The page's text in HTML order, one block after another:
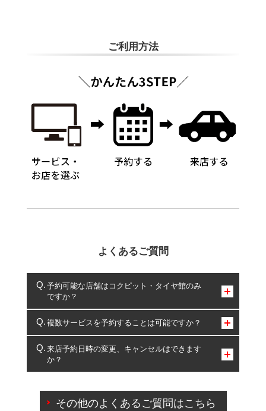
ご利用方法
よくあるご質問
予約可能な店舗はコクピット・タイヤ館のみ
ですか？
コクピット・タイヤ館のみとなります。
複数サービスを予約することは可能ですか？
複数サービスのご予約は可能です。
一部の商品・サービスの組み合わせに限り、同時にご予約が
出来ないものもございます。
来店予約日時の変更、キャンセルはできます
か？
ご来店予約日の3営業日前を過ぎている場合のご予約
その他のよくあるご質問はこちら